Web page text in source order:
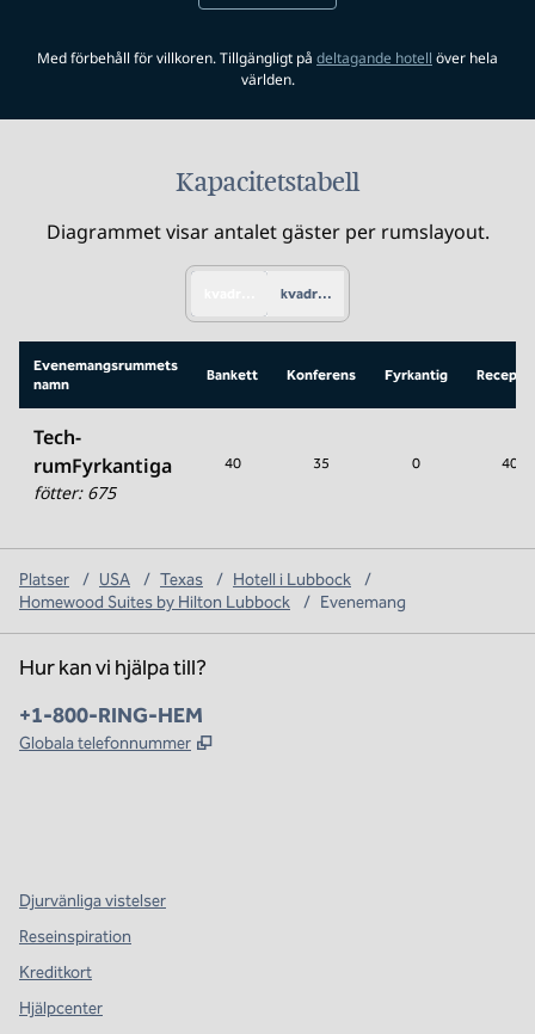
Med förbehåll för villkoren. Tillgängligt på deltagande hotell .Öppnar ny flik
över hela
världen.
Kapacitetstabell
Diagrammet visar antalet gäster per rumslayout.
kvadratmeter
Evenemangsrummets
namn
Bankett Konferens Fyrkantig
Tech-
rumFyrkantiga
fötter: 675
40 35 0 40
Platser / USA / Texas / Hotell i Lubbock
/
Homewood Suites by Hilton Lubbock
/ Evenemang
Hur kan vi hjälpa till?
Telefon:
+1-800-RING-HEM
Globala telefonnummer ,
Djurvänliga vistelser
Reseinspiration
Kreditkort
Hjälpcenter